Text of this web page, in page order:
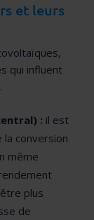
et leurs
qui influent
: il est
la conversion
même
plus
de